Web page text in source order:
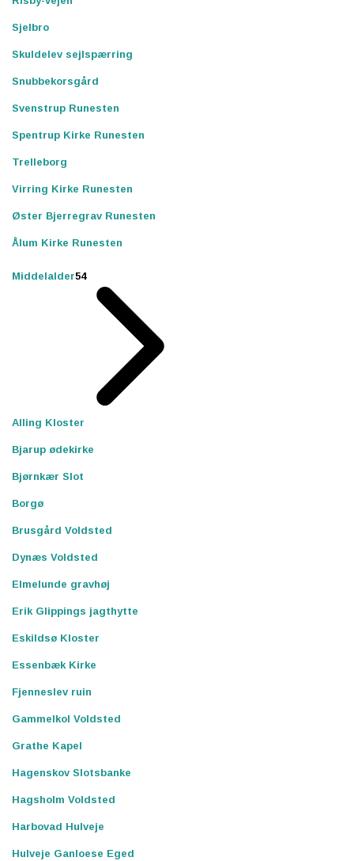
Sjelbro
Skuldelev sejlspærring
Snubbekorsgård
Svenstrup Runesten
Spentrup Kirke Runesten
Trelleborg
Virring Kirke Runesten
Øster Bjerregrav Runesten
Ålum Kirke Runesten
Middelalder54
Alling Kloster
Bjarup ødekirke
Bjørnkær Slot
Borgø
Brusgård Voldsted
Dynæs Voldsted
Elmelunde gravhøj
Erik Glippings jagthytte
Eskildsø Kloster
Essenbæk Kirke
Fjenneslev ruin
Gammelkol Voldsted
Grathe Kapel
Hagenskov Slotsbanke
Hagsholm Voldsted
Harbovad Hulveje
Hulveje Ganloese Eged